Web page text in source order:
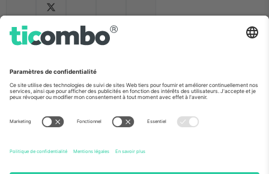
Ticombo France
Mimi Balkanska 132, 1540, Sofia,
Bulgaria
L'entité juridique du fournisseur de la plateforme peut changer en
détails, consultez la page spécifique de l'événement, les mentions